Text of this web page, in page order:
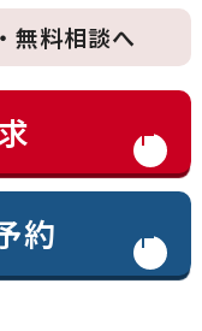
無料相談へ
約